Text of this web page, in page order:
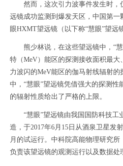
然而，这次引力波事件发生时，
远镜成功监测到爆发天区，中国第
眼HXMT望远镜（以下称“慧眼”望远
熊少林说，在这些望远镜中，“慧
特（MeV）能区的探测接收面积最大
力波闪的MeV能区的伽马射线辐射
中，“慧眼”望远镜凭借强大的探测性
的辐射性质给出了严格的上限。
“慧眼”望远镜由我国国防科技工
造，于2017年6月15日从酒泉卫星发
月的试运行。中科院高能物理研究所
负责该望远镜的观测运行以及数据处